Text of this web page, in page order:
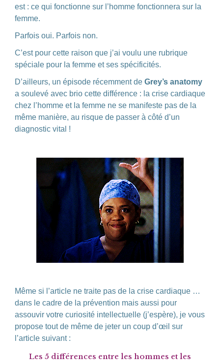
est : ce qui fonctionne sur l’homme fonctionnera sur la
femme.
Parfois oui. Parfois non.
C’est pour cette raison que j’ai voulu une rubrique
spéciale pour la femme et ses spécificités.
D’ailleurs, un épisode récemment de Grey’s anatomy
a soulevé avec brio cette différence : la crise cardiaque
chez l’homme et la femme ne se manifeste pas de la
même manière, au risque de passer à côté d’un
diagnostic vital !
Même si l’article ne traite pas de la crise cardiaque …
dans le cadre de la prévention mais aussi pour
assouvir votre curiosité intellectuelle (j’espère), je vous
propose tout de même de jeter un coup d’œil sur
l’article suivant :
Les 5 différences entre les hommes et les